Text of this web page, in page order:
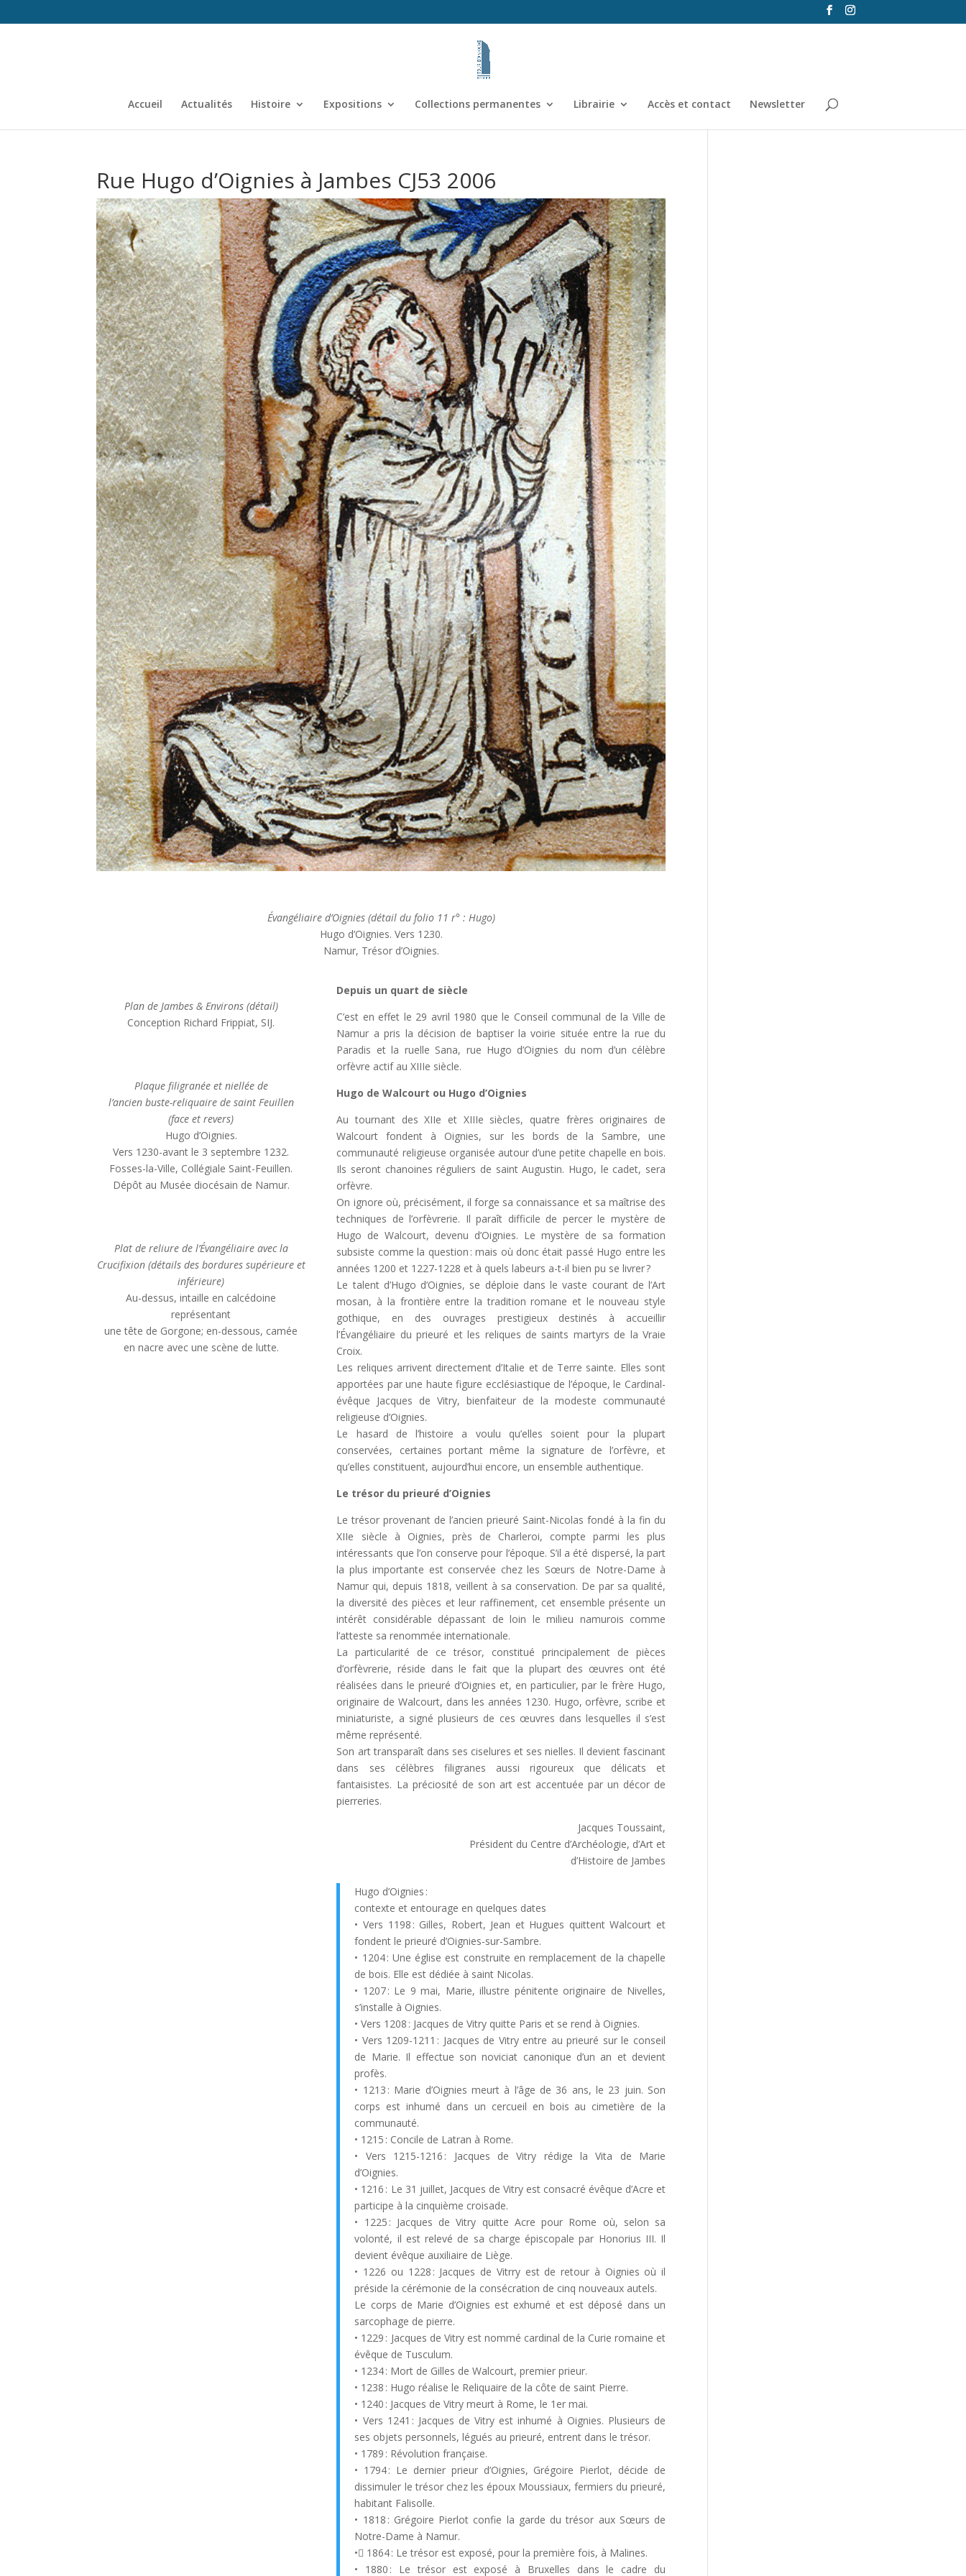
Accueil Actualités Histoire Expositions Collections permanentes Librairie Accès et contact Newsletter
Rue Hugo d’Oignies à Jambes CJ53 2006
Évangéliaire d’Oignies (détail du folio 11 r° : Hugo)
Hugo d’Oignies. Vers 1230.
Namur, Trésor d’Oignies.
Plan de Jambes & Environs (détail)
Conception Richard Frippiat, SIJ.
Plaque filigranée et niellée de
l’ancien buste-reliquaire de saint Feuillen
(face et revers)
Hugo d’Oignies.
Vers 1230-avant le 3 septembre 1232.
Fosses-la-Ville, Collégiale Saint-Feuillen.
Dépôt au Musée diocésain de Namur.
Plat de reliure de l’Évangéliaire avec la
Crucifixion (détails des bordures supérieure et
inférieure)
Au-dessus, intaille en calcédoine
représentant
une tête de Gorgone; en-dessous, camée
en nacre avec une scène de lutte.
Depuis un quart de siècle
C’est en effet le 29 avril 1980 que le Conseil communal de la Ville de
Namur a pris la décision de baptiser la voirie située entre la rue du
Paradis et la ruelle Sana, rue Hugo d’Oignies du nom d’un célèbre
orfèvre actif au XIIIe siècle.
Hugo de Walcourt ou Hugo d’Oignies
Au tournant des XIIe et XIIIe siècles, quatre frères originaires de
Walcourt fondent à Oignies, sur les bords de la Sambre, une
communauté religieuse organisée autour d’une petite chapelle en bois.
Ils seront chanoines réguliers de saint Augustin. Hugo, le cadet, sera
orfèvre.
On ignore où, précisément, il forge sa connaissance et sa maîtrise des
techniques de l’orfèvrerie. Il paraît difficile de percer le mystère de
Hugo de Walcourt, devenu d’Oignies. Le mystère de sa formation
subsiste comme la question : mais où donc était passé Hugo entre les
années 1200 et 1227-1228 et à quels labeurs a-t-il bien pu se livrer ?
Le talent d’Hugo d’Oignies, se déploie dans le vaste courant de l’Art
mosan, à la frontière entre la tradition romane et le nouveau style
gothique, en des ouvrages prestigieux destinés à accueillir
l’Évangéliaire du prieuré et les reliques de saints martyrs de la Vraie
Croix.
Les reliques arrivent directement d’Italie et de Terre sainte. Elles sont
apportées par une haute figure ecclésiastique de l’époque, le Cardinal-
évêque Jacques de Vitry, bienfaiteur de la modeste communauté
religieuse d’Oignies.
Le hasard de l’histoire a voulu qu’elles soient pour la plupart
conservées, certaines portant même la signature de l’orfèvre, et
qu’elles constituent, aujourd’hui encore, un ensemble authentique.
Le trésor du prieuré d’Oignies
Le trésor provenant de l’ancien prieuré Saint-Nicolas fondé à la fin du
XIIe siècle à Oignies, près de Charleroi, compte parmi les plus
intéressants que l’on conserve pour l’époque. S’il a été dispersé, la part
la plus importante est conservée chez les Sœurs de Notre-Dame à
Namur qui, depuis 1818, veillent à sa conservation. De par sa qualité,
la diversité des pièces et leur raffinement, cet ensemble présente un
intérêt considérable dépassant de loin le milieu namurois comme
l’atteste sa renommée internationale.
La particularité de ce trésor, constitué principalement de pièces
d’orfèvrerie, réside dans le fait que la plupart des œuvres ont été
réalisées dans le prieuré d’Oignies et, en particulier, par le frère Hugo,
originaire de Walcourt, dans les années 1230. Hugo, orfèvre, scribe et
miniaturiste, a signé plusieurs de ces œuvres dans lesquelles il s’est
même représenté.
Son art transparaît dans ses ciselures et ses nielles. Il devient fascinant
dans ses célèbres filigranes aussi rigoureux que délicats et
fantaisistes. La préciosité de son art est accentuée par un décor de
pierreries.
Jacques Toussaint,
Président du Centre d’Archéologie, d’Art et
d’Histoire de Jambes
Hugo d’Oignies :
contexte et entourage en quelques dates
• Vers 1198 : Gilles, Robert, Jean et Hugues quittent Walcourt et
fondent le prieuré d’Oignies-sur-Sambre.
• 1204 : Une église est construite en remplacement de la chapelle
de bois. Elle est dédiée à saint Nicolas.
• 1207 : Le 9 mai, Marie, illustre pénitente originaire de Nivelles,
s’installe à Oignies.
• Vers 1208 : Jacques de Vitry quitte Paris et se rend à Oignies.
• Vers 1209-1211 : Jacques de Vitry entre au prieuré sur le conseil
de Marie. Il effectue son noviciat canonique d’un an et devient
profès.
• 1213 : Marie d’Oignies meurt à l’âge de 36 ans, le 23 juin. Son
corps est inhumé dans un cercueil en bois au cimetière de la
communauté.
• 1215 : Concile de Latran à Rome.
• Vers 1215-1216 : Jacques de Vitry rédige la Vita de Marie
d’Oignies.
• 1216 : Le 31 juillet, Jacques de Vitry est consacré évêque d’Acre et
participe à la cinquième croisade.
• 1225 : Jacques de Vitry quitte Acre pour Rome où, selon sa
volonté, il est relevé de sa charge épiscopale par Honorius III. Il
devient évêque auxiliaire de Liège.
• 1226 ou 1228 : Jacques de Vitrry est de retour à Oignies où il
préside la cérémonie de la consécration de cinq nouveaux autels.
Le corps de Marie d’Oignies est exhumé et est déposé dans un
sarcophage de pierre.
• 1229 : Jacques de Vitry est nommé cardinal de la Curie romaine et
évêque de Tusculum.
• 1234 : Mort de Gilles de Walcourt, premier prieur.
• 1238 : Hugo réalise le Reliquaire de la côte de saint Pierre.
• 1240 : Jacques de Vitry meurt à Rome, le 1er mai.
• Vers 1241 : Jacques de Vitry est inhumé à Oignies. Plusieurs de
ses objets personnels, légués au prieuré, entrent dans le trésor.
• 1789 : Révolution française.
• 1794 : Le dernier prieur d’Oignies, Grégoire Pierlot, décide de
dissimuler le trésor chez les époux Moussiaux, fermiers du prieuré,
habitant Falisolle.
• 1818 : Grégoire Pierlot confie la garde du trésor aux Sœurs de
Notre-Dame à Namur.
• 1864 : Le trésor est exposé, pour la première fois, à Malines.
• 1880 : Le trésor est exposé à Bruxelles dans le cadre du